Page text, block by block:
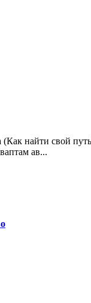
найти свой
ав...